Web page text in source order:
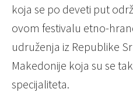
koja se po deveti put
ovom festivalu etno-
udruženja iz Republike
Makedonije koja su se
specijaliteta.